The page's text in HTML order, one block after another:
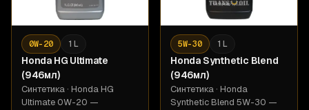
0W-20 1 L
Honda HG Ultimate
(946мл)
Синтетика · Honda HG
Ultimate 0W-20 —
5W-30 1 L
Honda Synthetic Blend
(946мл)
Синтетика · Honda
Synthetic Blend 5W-30 —